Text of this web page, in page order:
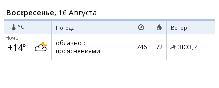
Воскресенье, 16 Августа
°C Погода Ветер
Ночь
+14°
облачно с
прояснениями
746 72 ЗЮЗ, 4